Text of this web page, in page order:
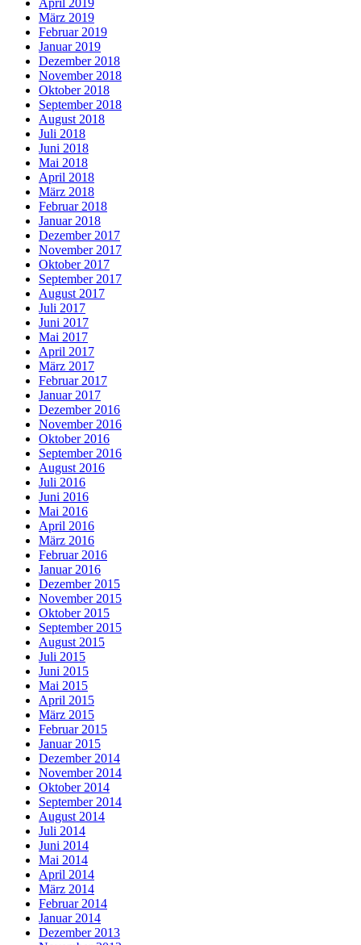
April 2019
März 2019
Februar 2019
Januar 2019
Dezember 2018
November 2018
Oktober 2018
September 2018
August 2018
Juli 2018
Juni 2018
Mai 2018
April 2018
März 2018
Februar 2018
Januar 2018
Dezember 2017
November 2017
Oktober 2017
September 2017
August 2017
Juli 2017
Juni 2017
Mai 2017
April 2017
März 2017
Februar 2017
Januar 2017
Dezember 2016
November 2016
Oktober 2016
September 2016
August 2016
Juli 2016
Juni 2016
Mai 2016
April 2016
März 2016
Februar 2016
Januar 2016
Dezember 2015
November 2015
Oktober 2015
September 2015
August 2015
Juli 2015
Juni 2015
Mai 2015
April 2015
März 2015
Februar 2015
Januar 2015
Dezember 2014
November 2014
Oktober 2014
September 2014
August 2014
Juli 2014
Juni 2014
Mai 2014
April 2014
März 2014
Februar 2014
Januar 2014
Dezember 2013